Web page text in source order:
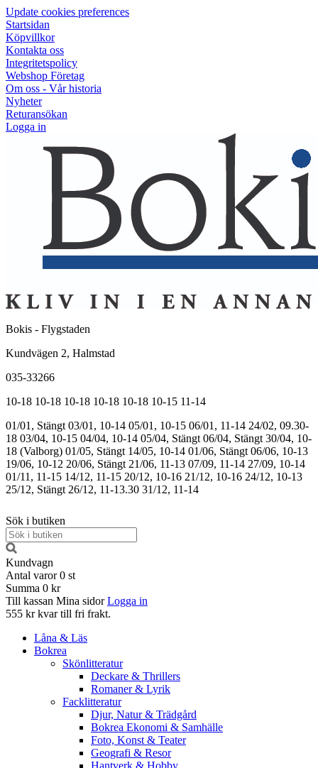
Update cookies preferences
Startsidan
Köpvillkor
Kontakta oss
Integritetspolicy
Webshop Företag
Om oss - Vår historia
Nyheter
Returansökan
Logga in
Bokis - Flygstaden
Kundvägen 2, Halmstad
035-33266
10-18 10-18 10-18 10-18 10-18 10-15 11-14
01/01, Stängt 03/01, 10-14 05/01, 10-15 06/01, 11-14 24/02, 09.30-
18 03/04, 10-15 04/04, 10-14 05/04, Stängt 06/04, Stängt 30/04, 10-
18 (Valborg) 01/05, Stängt 14/05, 10-14 01/06, Stängt 06/06, 10-13
19/06, 10-12 20/06, Stängt 21/06, 11-13 07/09, 11-14 27/09, 10-14
01/11, 11-15 14/12, 11-15 20/12, 10-16 21/12, 10-16 24/12, 10-13
25/12, Stängt 26/12, 11-13.30 31/12, 11-14
Sök i butiken
Kundvagn
Antal varor 0 st
Summa 0 kr
Till kassan Mina sidor Logga in
555 kr kvar till fri frakt.
Låna & Läs
Bokrea
Skönlitteratur
Deckare & Thrillers
Romaner & Lyrik
Facklitteratur
Djur, Natur & Trädgård
Bokrea Ekonomi & Samhälle
Foto, Konst & Teater
Geografi & Resor
Hantverk & Hobby